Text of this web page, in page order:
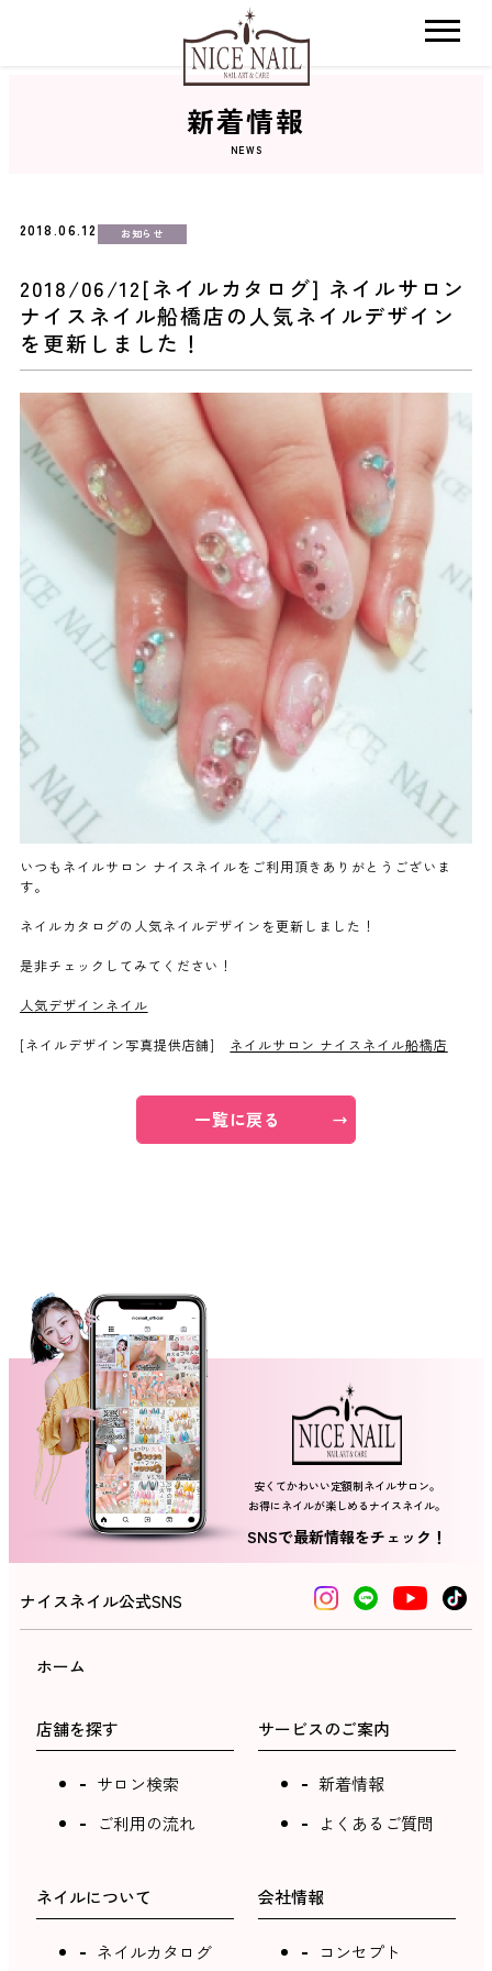
おすすめクーポン
料金メニュー
コンセプト
よくあるご質問
ご利用の流れ
取り扱いカラー
消費者志向自主宣言
採用情報
ネイルスクール
新着情報
NEWS
2018.06.12 お知らせ
2018/06/12[ネイルカタログ] ネイルサロン
ナイスネイル船橋店の人気ネイルデザイン
を更新しました！
いつもネイルサロン ナイスネイルをご利用頂きありがとうございま
す。
ネイルカタログの人気ネイルデザインを更新しました！
是非チェックしてみてください！
人気デザインネイル
[ネイルデザイン写真提供店舗] ネイルサロン ナイスネイル船橋店
一覧に戻る
安くてかわいい定額制ネイルサロン。
お得にネイルが楽しめるナイスネイル。
SNSで最新情報をチェック！
ナイスネイル公式SNS
ホーム
店舗を探す
サロン検索
ご利用の流れ
サービスのご案内
新着情報
よくあるご質問
ネイルについて
ネイルカタログ
会社情報
コンセプト